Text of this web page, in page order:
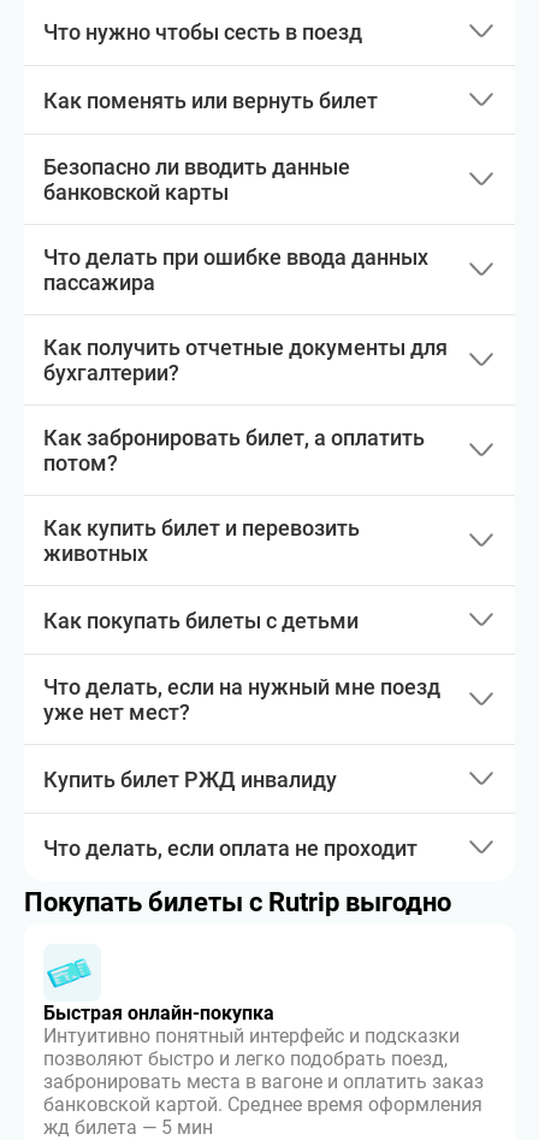
Что нужно чтобы сесть в поезд
Как поменять или вернуть билет
Безопасно ли вводить данные
банковской карты
Что делать при ошибке ввода данных
пассажира
Как получить отчетные документы для
бухгалтерии?
Как забронировать билет, а оплатить
потом?
Как купить билет и перевозить
животных
Как покупать билеты с детьми
Что делать, если на нужный мне поезд
уже нет мест?
Купить билет РЖД инвалиду
Что делать, если оплата не проходит
Покупать билеты с Rutrip выгодно
Быстрая онлайн-покупка
Интуитивно понятный интерфейс и подсказки
позволяют быстро и легко подобрать поезд,
забронировать места в вагоне и оплатить заказ
банковской картой. Среднее время оформления
жд билета — 5 мин